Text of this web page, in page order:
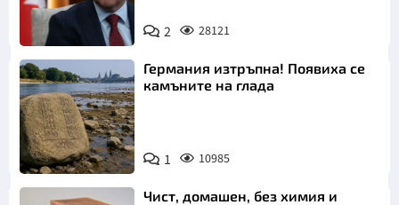
2 28121
Германия изтръпна! Появиха се
камъните на глада
1 10985
Чист, домашен, без химия и